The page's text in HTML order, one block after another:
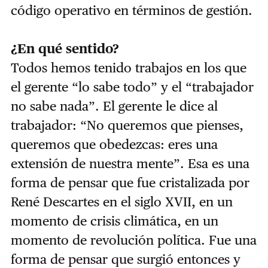
código operativo en términos de gestión.
¿En qué sentido?
Todos hemos tenido trabajos en los que
el gerente “lo sabe todo” y el “trabajador
no sabe nada”. El gerente le dice al
trabajador: “No queremos que pienses,
queremos que obedezcas: eres una
extensión de nuestra mente”. Esa es una
forma de pensar que fue cristalizada por
René Descartes en el siglo XVII, en un
momento de crisis climática, en un
momento de revolución política. Fue una
forma de pensar que surgió entonces y